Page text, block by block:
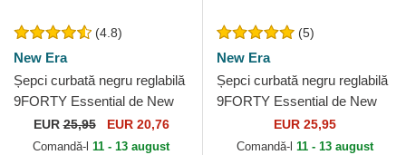
(4.8)
New Era
Șepci curbată negru reglabilă
9FORTY Essential de New
York Yankees MLB de New
Era
EUR25,95 EUR 20,76
Comandă-l 11 - 13 august
(5)
New Era
Șepci curbată negru reglabilă
9FORTY Essential de New
York Yankees MLB de New
Era
EUR 25,95
Comandă-l 11 - 13 august